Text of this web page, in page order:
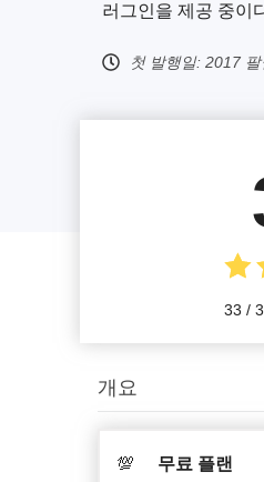
러그인을 제공 중이
첫 발행일: 2017 팔
33 /
개요
💯 무료 플랜